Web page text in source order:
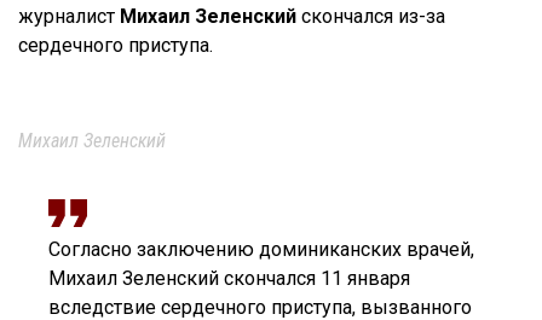
журналист Михаил Зеленский скончался из-за
сердечного приступа.
Михаил Зеленский
Согласно заключению доминиканских врачей,
Михаил Зеленский скончался 11 января
вследствие сердечного приступа, вызванного